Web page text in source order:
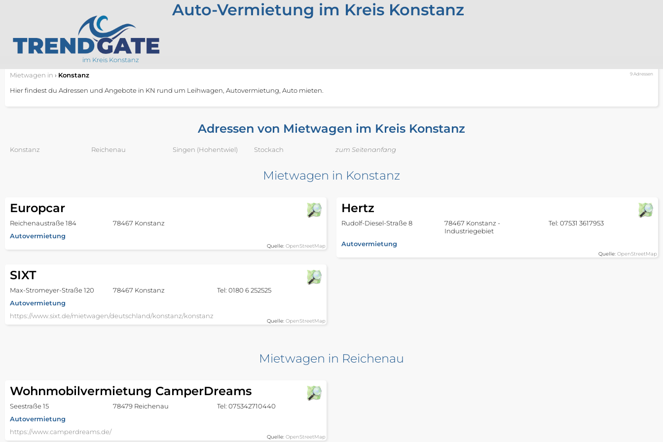
im Kreis Konstanz
9 Adressen
Mietwagen in › Konstanz
Auto-Vermietung im Kreis Konstanz
Hier findest du Adressen und Angebote in KN rund um Leihwagen, Autovermietung, Auto mieten.
Adressen von Mietwagen im Kreis Konstanz
Konstanz Reichenau Singen (Hohentwiel) Stockach zum Seitenanfang
Mietwagen in Konstanz
Europcar
Reichenaustraße 184
78467 Konstanz
Autovermietung
Quelle:OpenStreetMap
SIXT
Max-Stromeyer-Straße 120 78467 Konstanz
Tel: 0180 6 252525
Autovermietung
https://www.sixt.de/mietwagen/deutschland/konstanz/konstanz
Quelle:OpenStreetMap
Hertz
Rudolf-Diesel-Straße 8
78467 Konstanz -
Industriegebiet
Tel: 07531 3617953
Autovermietung
Quelle: OpenStreetMap
Mietwagen in Reichenau
Wohnmobilvermietung CamperDreams
Seestraße 15 78479 Reichenau
Tel: 075342710440
Autovermietung
https://www.camperdreams.de/
Quelle:OpenStreetMap